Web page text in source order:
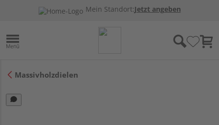
Mein Standort:Jetzt angeben
Massivholzdielen